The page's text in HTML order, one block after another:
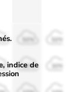
30% 30%
indice de